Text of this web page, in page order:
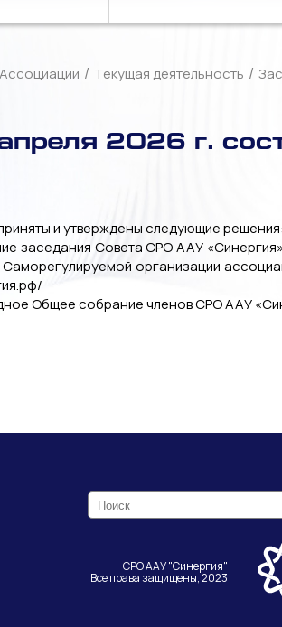
/ Текущая деятельность /
2026 г.
и утверждены следующие решения:
заседания Совета СРО ААУ
организации
Общее собрание членов СРО ААУ
СРО ААУ "Синергия"
Все права защищены, 2023